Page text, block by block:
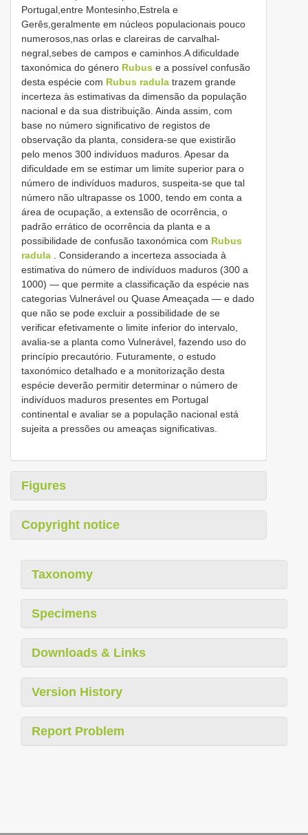
Portugal,entre Montesinho,Estrela e
Gerês,geralmente em núcleos populacionais pouco
numerosos,nas orlas e clareiras de carvalhal-
negral,sebes de campos e caminhos.A dificuldade
taxonómica do género Rubus e a possível confusão
desta espécie com Rubus radula trazem grande
incerteza às estimativas da dimensão da população
nacional e da sua distribuição. Ainda assim, com
base no número significativo de registos de
observação da planta, considera-se que existirão
pelo menos 300 indivíduos maduros. Apesar da
dificuldade em se estimar um limite superior para o
número de indivíduos maduros, suspeita-se que tal
número não ultrapasse os 1000, tendo em conta a
área de ocupação, a extensão de ocorrência, o
padrão errático de ocorrência da planta e a
possibilidade de confusão taxonómica com Rubus
radula . Considerando a incerteza associada à
estimativa do número de indivíduos maduros (300 a
1000) — que permite a classificação da espécie nas
categorias Vulnerável ou Quase Ameaçada — e dado
que não se pode excluir a possibilidade de se
verificar efetivamente o limite inferior do intervalo,
avalia-se a planta como Vulnerável, fazendo uso do
princípio precautório. Futuramente, o estudo
taxonómico detalhado e a monitorização desta
espécie deverão permitir determinar o número de
indivíduos maduros presentes em Portugal
continental e avaliar se a população nacional está
sujeita a pressões ou ameaças significativas.
Figures
Copyright notice
Taxonomy
Specimens
Downloads & Links
Version History
Report Problem